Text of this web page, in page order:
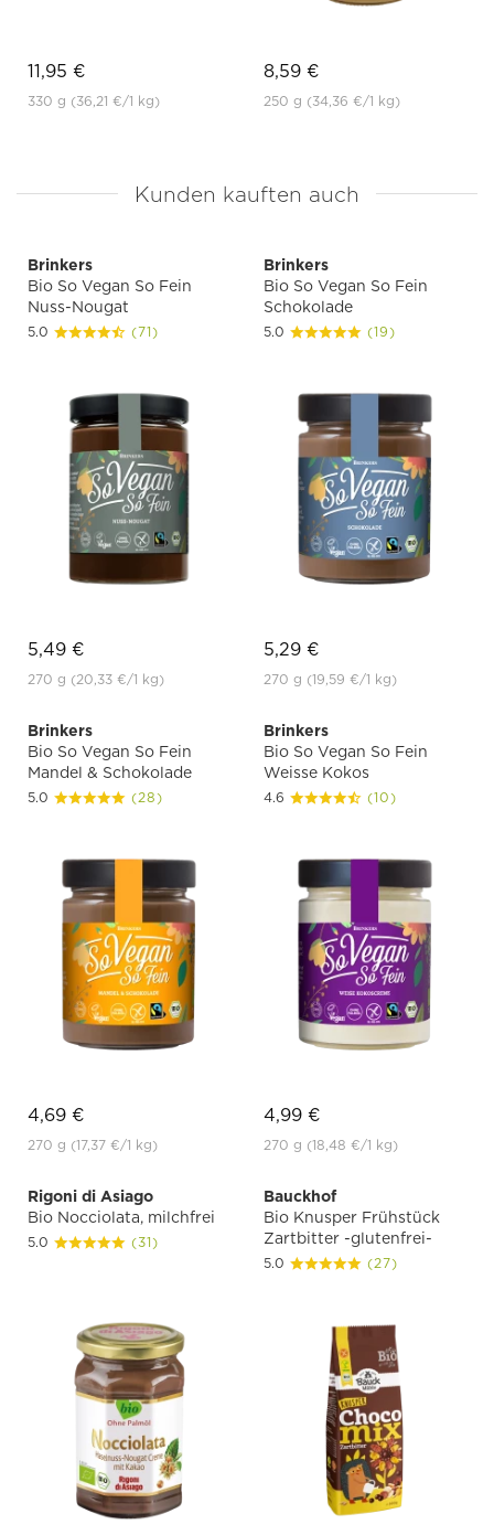
11,95 €
330 g (36,21 €/1 kg)
8,59 €
250 g (34,36 €/1 kg)
Kunden kauften auch
Brinkers
Bio So Vegan So Fein
Nuss-Nougat
5.0 (71)
5,49 €
270 g (20,33 €/1 kg)
Brinkers
Bio So Vegan So Fein
Schokolade
5.0 (19)
5,29 €
270 g (19,59 €/1 kg)
Brinkers
Bio So Vegan So Fein
Mandel & Schokolade
5.0 (28)
4,69 €
270 g (17,37 €/1 kg)
Brinkers
Bio So Vegan So Fein
Weisse Kokos
4.6 (10)
4,99 €
270 g (18,48 €/1 kg)
Rigoni di Asiago
Bio Nocciolata, milchfrei
5.0 (31)
Bauckhof
Bio Knusper Frühstück
Zartbitter -glutenfrei-
5.0 (27)